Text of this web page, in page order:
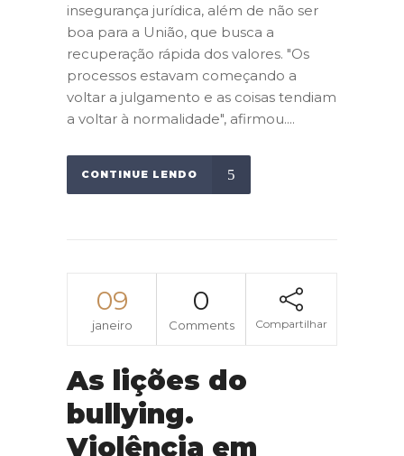
insegurança jurídica, além de não ser
boa para a União, que busca a
recuperação rápida dos valores. "Os
processos estavam começando a
voltar a julgamento e as coisas tendiam
a voltar à normalidade", afirmou....
CONTINUE LENDO
09
janeiro
0
Comments Compartilhar
As lições do
bullying.
Violência em